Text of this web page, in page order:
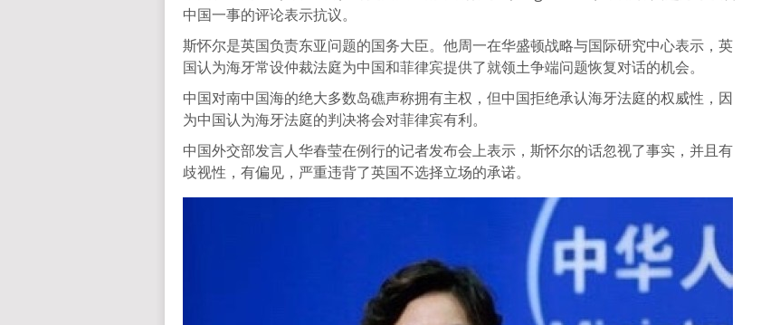
中国一事的评论表示抗议。
斯怀尔是英国负责东亚问题的国务大臣。他周一在华盛顿战略与国际研究中心表示，英
国认为海牙常设仲裁法庭为中国和菲律宾提供了就领土争端问题恢复对话的机会。
中国对南中国海的绝大多数岛礁声称拥有主权，但中国拒绝承认海牙法庭的权威性，因
为中国认为海牙法庭的判决将会对菲律宾有利。
中国外交部发言人华春莹在例行的记者发布会上表示，斯怀尔的话忽视了事实，并且有
歧视性，有偏见，严重违背了英国不选择立场的承诺。